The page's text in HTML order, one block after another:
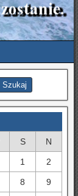
S N
1 2
8 9